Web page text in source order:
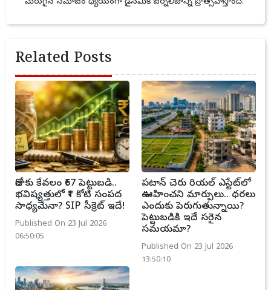
Related Posts
రోజుకు కేవలం ₹67 పెట్టుబడి..
భవిష్యత్తులో ₹1 కోటి సంపద
సాధ్యమేనా? SIP సీక్రెట్ ఇదే!
Published On 23 Jul 2026
06:50:05
పటాన్ చెరు రియల్ ఎస్టేట్‌లో
ఊహించని మార్పులు.. ధరలు
ఎందుకు పెరుగుతున్నాయి?
పెట్టుబడికి ఇదే సరైన
సమయమా?
Published On 23 Jul 2026
13:50:10